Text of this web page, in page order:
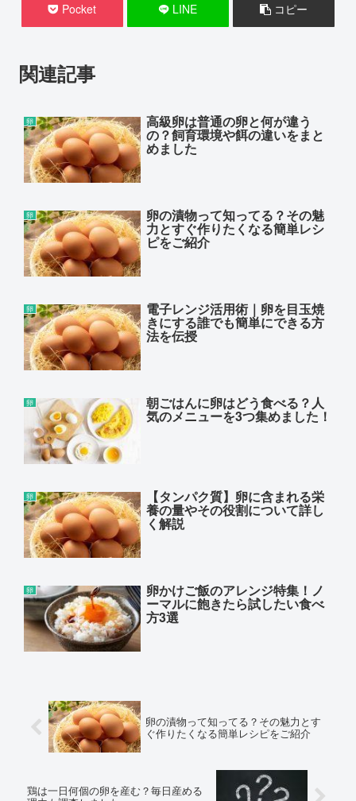
Pocket LINE コピー
関連記事
卵 高級卵は普通の卵と何が違う
の？飼育環境や餌の違いをまと
めました
卵 卵の漬物って知ってる？その魅
力とすぐ作りたくなる簡単レシ
ピをご紹介
卵 電子レンジ活用術｜卵を目玉焼
きにする誰でも簡単にできる方
法を伝授
卵 朝ごはんに卵はどう食べる？人
気のメニューを3つ集めました！
卵 【タンパク質】卵に含まれる栄
養の量やその役割について詳し
く解説
卵 卵かけご飯のアレンジ特集！ノ
ーマルに飽きたら試したい食べ
方3選
卵の漬物って知ってる？その魅力とす
ぐ作りたくなる簡単レシピをご紹介
鶏は一日何個の卵を産む？毎日産める